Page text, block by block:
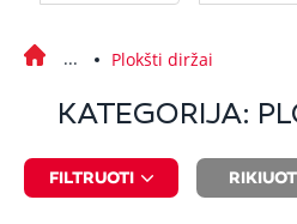
Plokšti diržai
KATEGORIJA:
FILTRUOTI